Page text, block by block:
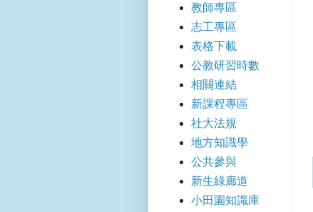
教師專區
志工專區
表格下載
公教研習時數
相關連結
新課程專區
社大法規
地方知識學
公共參與
新生綠廊道
小田園知識庫